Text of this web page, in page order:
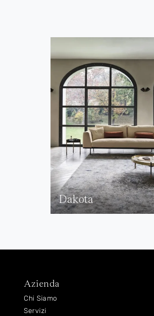
Dakota
Azienda
Chi Siamo
Servizi